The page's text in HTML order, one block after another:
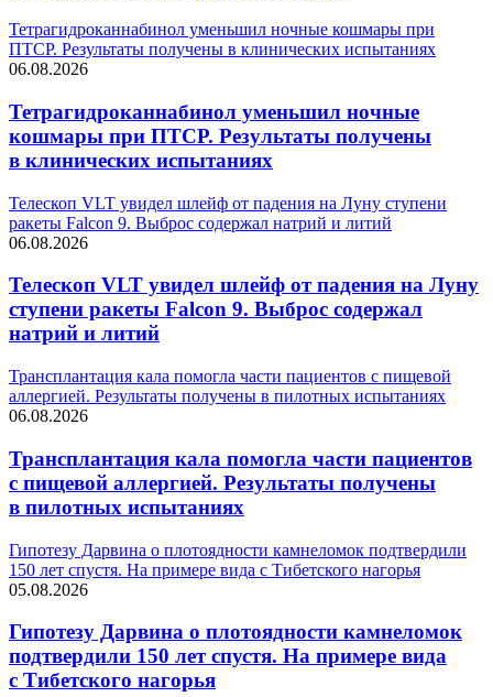
Тетрагидроканнабинол уменьшил ночные кошмары при
ПТСР. Результаты получены в клинических испытаниях
06.08.2026
Тетрагидроканнабинол уменьшил ночные
кошмары при ПТСР. Результаты получены
в клинических испытаниях
Телескоп VLT увидел шлейф от падения на Луну ступени
ракеты Falcon 9. Выброс содержал натрий и литий
06.08.2026
Телескоп VLT увидел шлейф от падения на Луну
ступени ракеты Falcon 9. Выброс содержал
натрий и литий
Трансплантация кала помогла части пациентов с пищевой
аллергией. Результаты получены в пилотных испытаниях
06.08.2026
Трансплантация кала помогла части пациентов
с пищевой аллергией. Результаты получены
в пилотных испытаниях
Гипотезу Дарвина о плотоядности камнеломок подтвердили
150 лет спустя. На примере вида с Тибетского нагорья
05.08.2026
Гипотезу Дарвина о плотоядности камнеломок
подтвердили 150 лет спустя. На примере вида
с Тибетского нагорья